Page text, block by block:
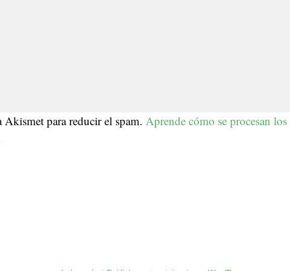
Akismet para reducir el spam. Aprende cómo se procesan